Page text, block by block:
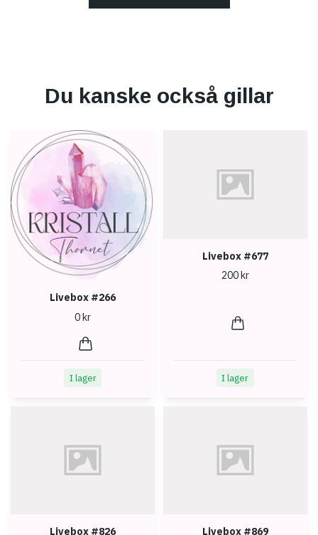
Du kanske också gillar
Livebox #266
0 kr
I lager
Livebox #677
200 kr
I lager
Livebox #826
Livebox #869